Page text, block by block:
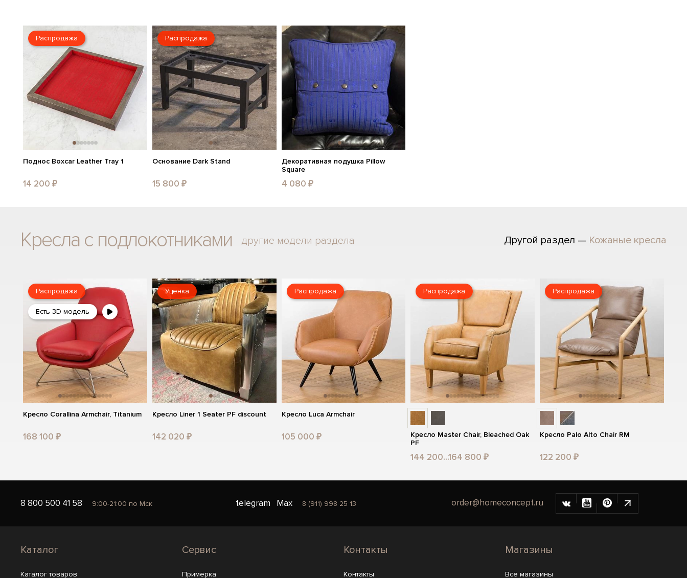
Распродажа
Поднос Boxcar Leather Tray 1
14 200 ₽
Распродажа
Основание Dark Stand
15 800 ₽
Декоративная подушка Pillow
Square
4 080 ₽
Кресла с подлокотниками другие модели раздела Другой раздел — Кожаные кресла
Распродажа
Есть 3D-модель
Кресло Corallina Armchair, Titanium
168 100 ₽
Уценка
Кресло Liner 1 Seater PF discount
142 020 ₽
Распродажа
Кресло Luca Armchair
105 000 ₽
Распродажа
Кресло Master Chair, Bleached Oak
PF
144 200...164 800 ₽
Распродажа
Кресло Palo Alto Chair RM
122 200 ₽
8 800 500 41 58 9:00-21:00 по Мск telegram Max 8 (911) 998 25 13 order@homeconcept.ru
Каталог
Каталог товаров
Сервис
Примерка
Контакты
Контакты
Магазины
Все магазины